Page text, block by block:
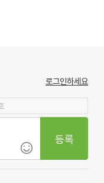
로그인하세요
등록